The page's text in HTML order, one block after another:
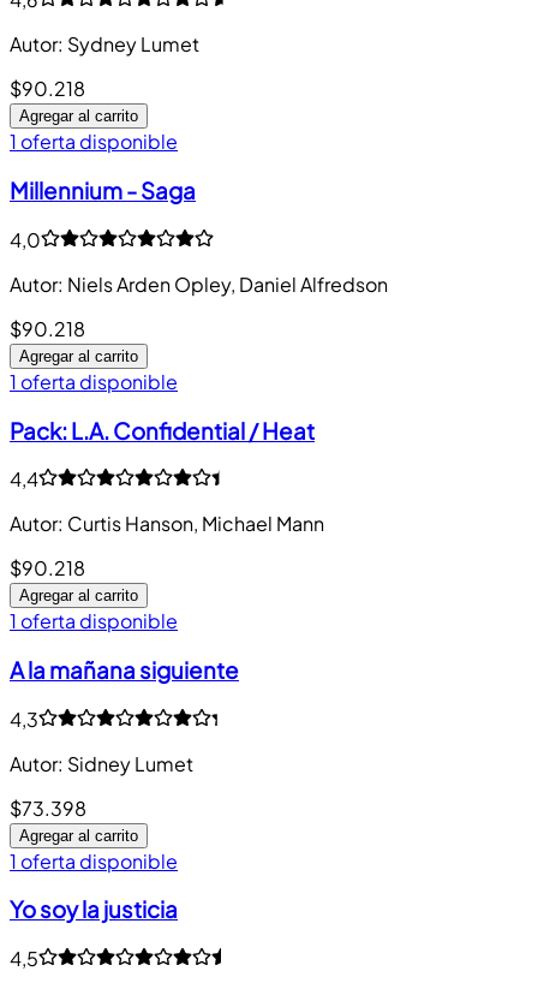
Autor: Sydney Lumet
$90.218
Agregar al carrito
1 oferta disponible
Millennium - Saga
4,0
Autor: Niels Arden Opley, Daniel Alfredson
$90.218
Agregar al carrito
1 oferta disponible
Pack: L.A. Confidential / Heat
4,4
Autor: Curtis Hanson, Michael Mann
$90.218
Agregar al carrito
1 oferta disponible
A la mañana siguiente
4,3
Autor: Sidney Lumet
$73.398
Agregar al carrito
1 oferta disponible
Yo soy la justicia
4,5